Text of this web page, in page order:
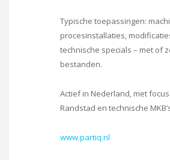
Typische toepassingen:
procesinstallaties,
technische specials – met of
bestanden.
Actief in Nederland, met
Randstad en technische
www.partiq.nl